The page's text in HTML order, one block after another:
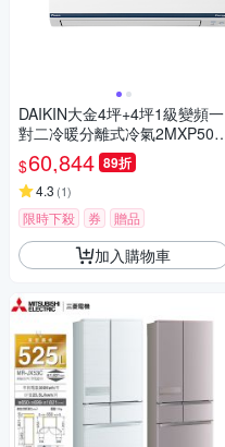
DAIKIN大金4坪+4坪1級變頻一
對二冷暖分離式冷氣2MXP50Z
VLT/FTHF25ZVLT+FTHF25Z
VLT
$60,844 89折
4.3 (1)
限時下殺 券 贈品
加入購物車